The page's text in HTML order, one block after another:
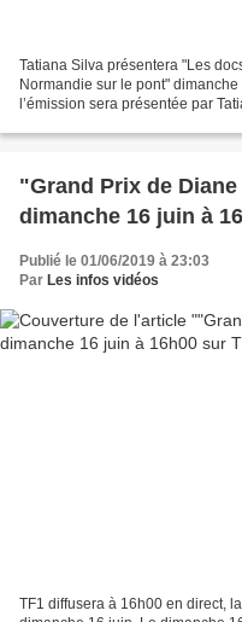
Tatiana Silva présentera "Les
Normandie sur le pont"
l’émission sera présentée par
"Grand Prix de
dimanche 16 juin à
Publié le 01/06/2019 à 23:03
Par Les infos vidéos
TF1 diffusera à 16h00 en direct,